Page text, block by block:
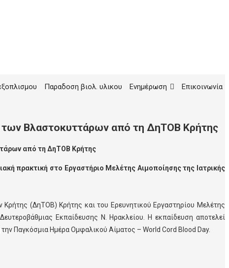
Παραδοση βιολ. υλικου Ενημέρωση Επικοινωνία
των Βλαστοκυττάρων από τη ΔηΤΟΒ Κρήτης
από τη ΔηΤΟΒ Κρήτης
πρακτική στο Εργαστήριο Μελέτης Αιμοποίησης της Ιατρικής
(ΔηΤΟΒ) Κρήτης και του Ερευνητικού Εργαστηρίου Μελέτης
Εκπαίδευσης Ν. Ηρακλείου. Η εκπαίδευση αποτελεί
Παγκόσμια Ημέρα Ομφαλικού Αίματος – World Cord Blood Day.